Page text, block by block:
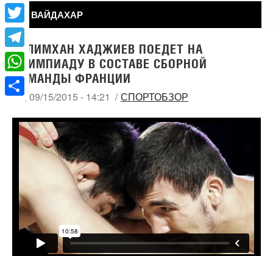
ВАЙДАХАР
ЗЕЛИМХАН ХАДЖИЕВ ПОЕДЕТ НА
ОЛИМПИАДУ В СОСТАВЕ СБОРНОЙ
КОМАНДЫ ФРАНЦИИ
ВТ, 09/15/2015 - 14:21 СПОРТОБЗОР
Facebook
Twitter
Telegram
WhatsApp
Share